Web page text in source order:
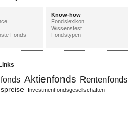
Fonds
Know-how
Fondslexikon
Wissenstest
Fondstypen
Aktienfonds Rentenfonds
Investmentfondsgesellschaften